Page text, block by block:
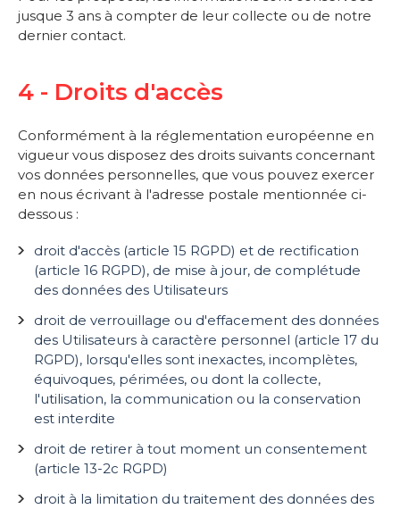
jusque 3 ans à compter de leur collecte ou de notre
dernier contact.
4 - Droits d'accès
Conformément à la réglementation européenne en
vigueur vous disposez des droits suivants concernant
vos données personnelles, que vous pouvez exercer
en nous écrivant à l'adresse postale mentionnée ci-
dessous :
droit d'accès (article 15 RGPD) et de rectification
(article 16 RGPD), de mise à jour, de complétude
des données des Utilisateurs
droit de verrouillage ou d'effacement des données
des Utilisateurs à caractère personnel (article 17 du
RGPD), lorsqu'elles sont inexactes, incomplètes,
équivoques, périmées, ou dont la collecte,
l'utilisation, la communication ou la conservation
est interdite
droit de retirer à tout moment un consentement
(article 13-2c RGPD)
droit à la limitation du traitement des données des